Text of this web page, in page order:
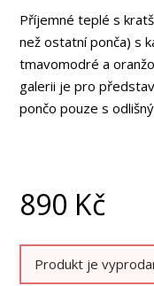
Příjemné teplé s
než ostatní ponča) s
tmavomodré a
galerii je pro
pončo pouze s
890 Kč
Produkt je